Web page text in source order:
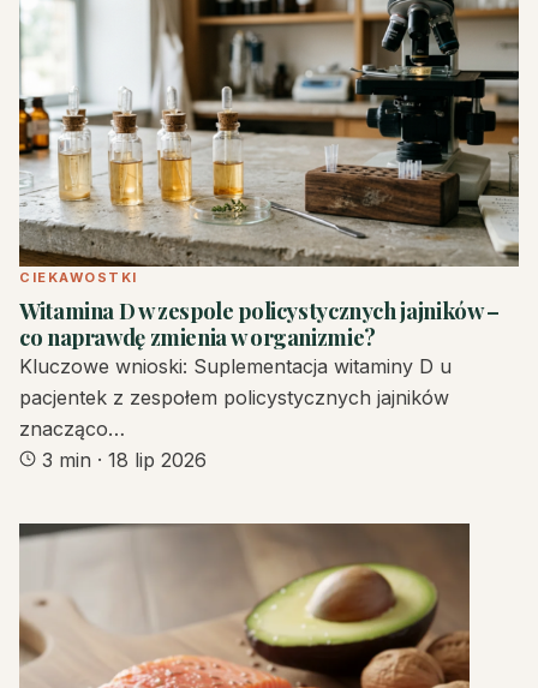
CIEKAWOSTKI
Witamina D w zespole policystycznych jajników –
co naprawdę zmienia w organizmie?
Kluczowe wnioski: Suplementacja witaminy D u
pacjentek z zespołem policystycznych jajników
znacząco…
3 min · 18 lip 2026